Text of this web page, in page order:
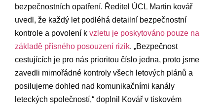
bezpečnostních opatření. Ředitel ⁤ÚCL Martin ⁤kovář
uvedl, že⁣ každý ⁢let podléhá ‍detailní ​bezpečnostní
kontrole a povolení k vzletu je ⁢poskytováno ​pouze na
základě přísného posouzení rizik. „Bezpečnost
cestujících je ⁣pro nás prioritou číslo ‌jedna, proto ⁣jsme⁣
zavedli mimořádné kontroly všech letových‌ plánů‌ a
posilujeme dohled⁤ nad komunikačními kanály
leteckých společností,“ doplnil‍ Kovář⁣ v tiskovém